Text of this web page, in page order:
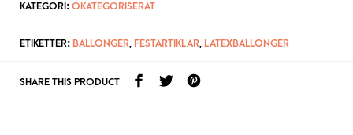
KATEGORI: OKATEGORISERAT
ETIKETTER: BALLONGER, FESTARTIKLAR, LATEXBALLONGER
SHARE THIS PRODUCT